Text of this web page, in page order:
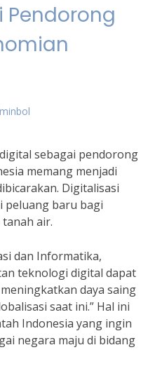
sebagai pendorong
memang menjadi
Digitalisasi
peluang baru bagi
air.
dan Informatika,
teknologi digital dapat
daya saing
saat ini.” Hal ini
Indonesia yang ingin
negara maju di bidang